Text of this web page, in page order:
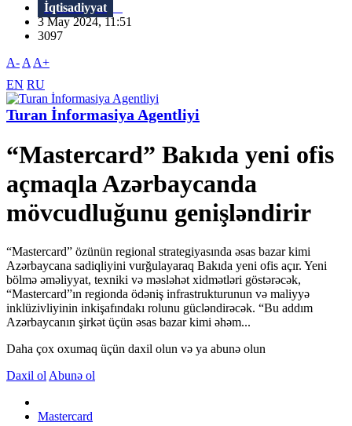
İqtisadiyyat
3 May 2024, 11:51
3097
A- A A+
EN RU
Turan İnformasiya Agentliyi
“Mastercard” Bakıda yeni ofis
açmaqla Azərbaycanda
mövcudluğunu genişləndirir
“Mastercard” özünün regional strategiyasında əsas bazar kimi
Azərbaycana sadiqliyini vurğulayaraq Bakıda yeni ofis açır. Yeni
bölmə əməliyyat, texniki və məsləhət xidmətləri göstərəcək,
“Mastercard”ın regionda ödəniş infrastrukturunun və maliyyə
inklüzivliyinin inkişafındakı rolunu gücləndirəcək. “Bu addım
Azərbaycanın şirkət üçün əsas bazar kimi əhəm...
Daha çox oxumaq üçün daxil olun və ya abunə olun
Daxil ol Abunə ol
Mastercard